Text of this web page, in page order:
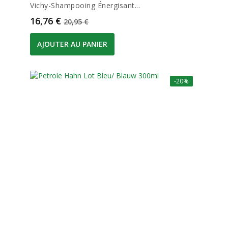
Vichy-Shampooing Énergisant...
Prix
16,76 € Prix de base
20,95 €
AJOUTER AU PANIER
-20%